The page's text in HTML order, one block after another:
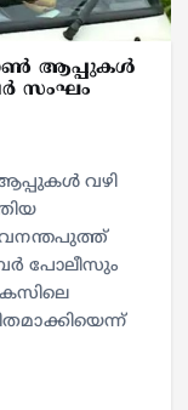
ലോൺ ആപ്പുകൾ
സംഘം
ആപ്പുകൾ വഴി
പോലീസും